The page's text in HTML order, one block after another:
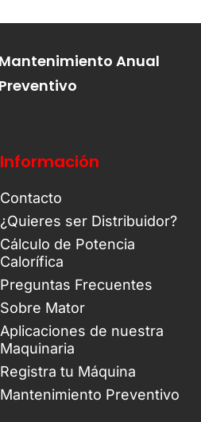
Mantenimiento Anual
Preventivo
Información
Contacto
¿Quieres ser Distribuidor?
Cálculo de Potencia
Calorífica
Preguntas Frecuentes
Sobre Mator
Aplicaciones de nuestra
Maquinaria
Registra tu Máquina
Mantenimiento Preventivo